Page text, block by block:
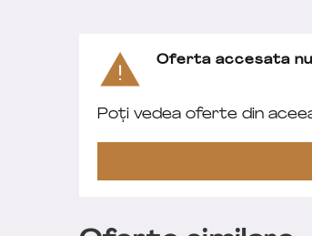
Oferta accesata
Poți vedea oferte din